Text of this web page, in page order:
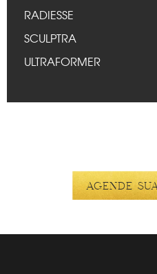
RADIESSE
SCULPTRA
ULTRAFORMER
AGENDE